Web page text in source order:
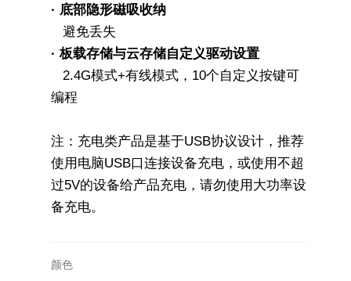
· 底部隐形磁吸收纳
   避免丢失
· 板载存储与云存储自定义驱动设置
   2.4G模式+有线模式，10个自定义按键可
编程
注：充电类产品是基于USB协议设计，推荐
使用电脑USB口连接设备充电，或使用不超
过5V的设备给产品充电，请勿使用大功率设
备充电。
颜色